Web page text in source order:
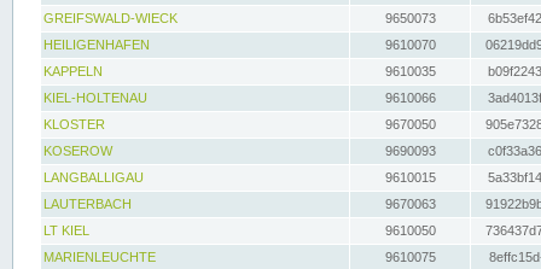
GREIFSWALD-WIECK
9650073
HEILIGENHAFEN
9610070
KAPPELN
9610035
KIEL-HOLTENAU
9610066
KLOSTER
9670050
KOSEROW
9690093
LANGBALLIGAU
9610015
LAUTERBACH
9670063
LT KIEL
9610050
MARIENLEUCHTE
9610075